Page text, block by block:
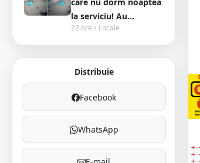
la serviciu! Au...
22 ore • Locale
Distribuie
Facebook
WhatsApp